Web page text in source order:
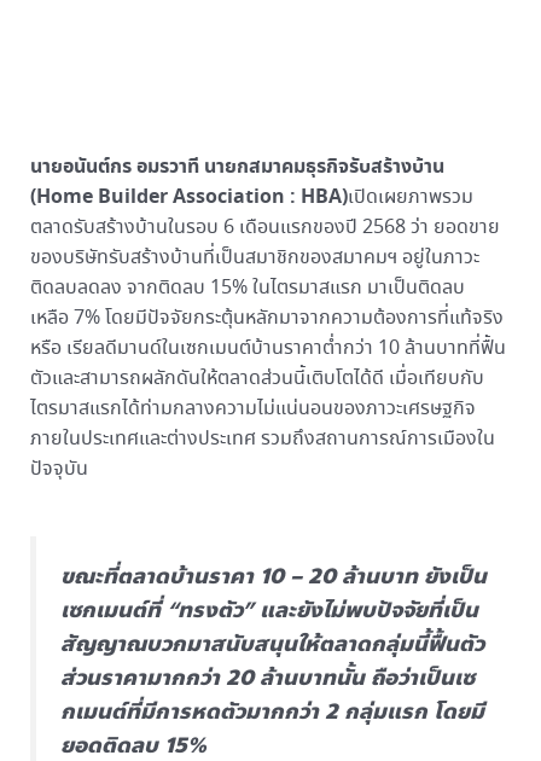
นายอนันต์กร อมรวาที นายกสมาคมธุรกิจรับสร้างบ้าน
(Home Builder Association : HBA)เปิดเผยภาพรวม
ตลาดรับสร้างบ้านในรอบ 6 เดือนแรกของปี 2568 ว่า ยอดขาย
ของบริษัทรับสร้างบ้านที่เป็นสมาชิกของสมาคมฯ อยู่ในภาวะ
ติดลบลดลง จากติดลบ 15% ในไตรมาสแรก มาเป็นติดลบ
เหลือ 7% โดยมีปัจจัยกระตุ้นหลักมาจากความต้องการที่แท้จริง
หรือ เรียลดีมานด์​ในเซกเมนต์บ้านราคาต่ำกว่า 10 ล้านบาทที่ฟื้น
ตัวและสามารถผลักดันให้ตลาดส่วนนี้เติบโตได้ดี เมื่อเทียบกับ
ไตรมาสแรกได้ท่ามกลางความไม่แน่นอนของภาวะเศรษฐกิจ
ภายในประเทศและต่างประเทศ รวมถึงสถานการณ์การเมืองใน
ปัจจุบัน
ขณะที่ตลาดบ้านราคา 10 – 20 ล้านบาท ยังเป็น
เซกเมนต์ที่ “ทรงตัว” และยังไม่พบปัจจัยที่เป็น
สัญญาณบวกมาสนับสนุนให้ตลาดกลุ่มนี้ฟื้นตัว
ส่วนราคามากกว่า 20 ล้านบาทนั้น ถือว่าเป็นเซ
กเมนต์ที่มีการหดตัวมากกว่า 2 กลุ่มแรก โดยมี
ยอดติดลบ 15%